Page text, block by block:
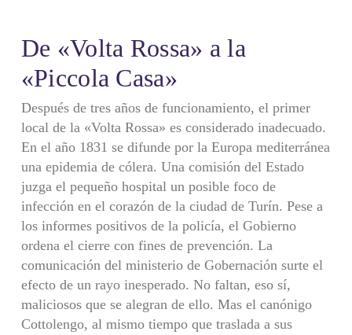
De «Volta Rossa» a la
«Piccola Casa»
Después de tres años de funcionamiento, el primer
local de la «Volta Rossa» es considerado inadecuado.
En el año 1831 se difunde por la Europa mediterránea
una epidemia de cólera. Una comisión del Estado
juzga el pequeño hospital un posible foco de
infección en el corazón de la ciudad de Turín. Pese a
los informes positivos de la policía, el Gobierno
ordena el cierre con fines de prevención. La
comunicación del ministerio de Gobernación surte el
efecto de un rayo inesperado. No faltan, eso sí,
maliciosos que se alegran de ello. Mas el canónigo
Cottolengo, al mismo tiempo que traslada a sus